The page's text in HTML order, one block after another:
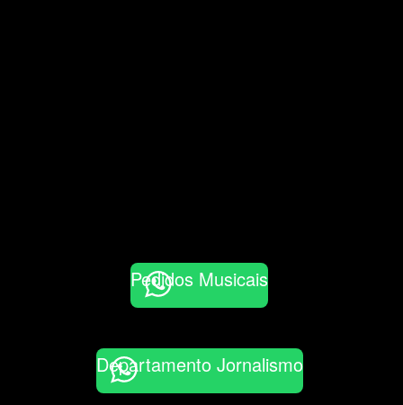
Pedidos Musicais
Departamento Jornalismo